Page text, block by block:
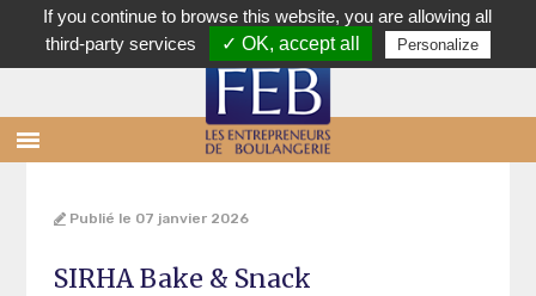
Menu principal
Aller au contenu principal
Aller au contenu secondaire
Publié le 07 janvier 2026
SIRHA Bake & Snack
If you continue to browse this website, you are allowing all
third-party services
✓ OK, accept all Personalize